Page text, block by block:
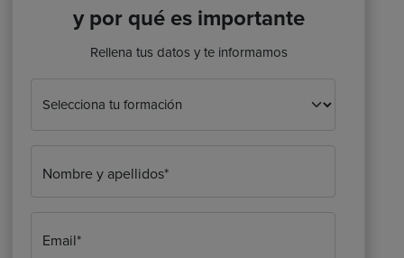
y por qué es importante
Rellena tus datos y te informamos
Nombre y apellidos*
Email*